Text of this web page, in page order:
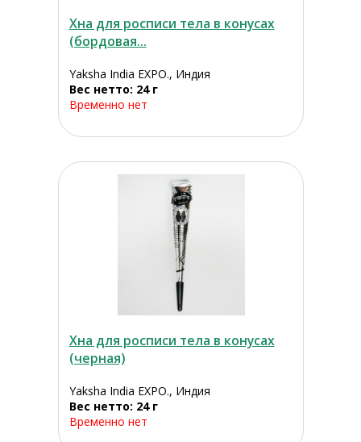
Хна для росписи тела в конусах
(бордовая...
Yaksha India EXPO., Индия
Вес нетто: 24 г
Временно нет
Хна для росписи тела в конусах
(черная)
Yaksha India EXPO., Индия
Вес нетто: 24 г
Временно нет